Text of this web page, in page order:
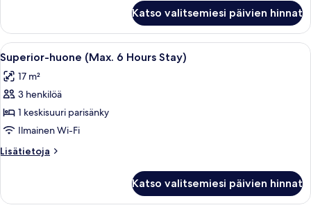
kuvat
Room
(6
Hours)
Katso valitsemiesi päivien hinnat
Avaa
kaikki
huonetyypin
Superior-
huone
(Max.
6
Hours
kuvat
Hotellihuone, jossa on sänky,
7
Superior-huone (Max. 6 Hours Stay)
17 m²
3 henkilöä
1 keskisuuri parisänky
Ilmainen Wi-Fi
Lisätietoja
Lisätietoja
(Max.
Katso valitsemiesi päivien hinnat